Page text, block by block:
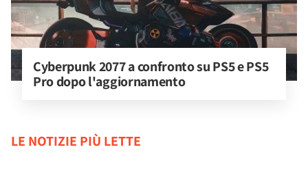
Cyberpunk 2077 a confronto su PS5 e PS5
Pro dopo l'aggiornamento
LE NOTIZIE PIÙ LETTE